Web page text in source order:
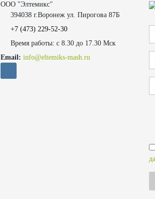
ООО "Элтемикс"
394038 г.Воронеж ул. Пирогова 87Б
+7 (473) 229-52-30
Время работы: с 8.30 до 17.30 Мск
Email: info@eltemiks-mash.ru